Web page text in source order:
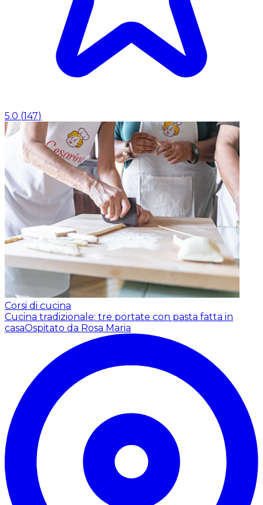
5.0 (147)
Corsi di cucina
Cucina tradizionale: tre portate con pasta fatta in
casaOspitato da Rosa Maria